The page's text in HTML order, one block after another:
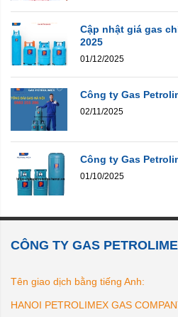
Cập nhật giá gas
2025
01/12/2025
Công ty Gas
02/11/2025
Công ty Gas
01/10/2025
CÔNG TY GAS
Tên giao dịch bằng tiếng Anh:
HANOI PETROLIMEX GAS